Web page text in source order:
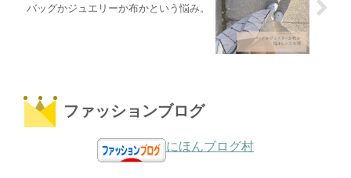
バッグかジュエリーか布かという悩み。
ファッションブログ
にほんブログ村